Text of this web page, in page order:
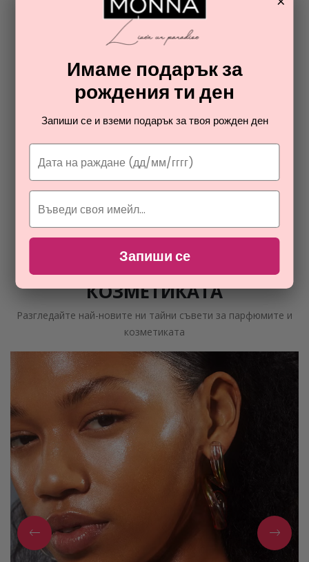
ПРОМОЦИЯ
NUXE
PRODIGIEUX HUILE DE DOUCHE
душ олио за жени
8,49 €
ОТ РАЯ НА ПАРФЮМИТЕ И
КОЗМЕТИКАТА
Разгледайте най-новите ни тайни съвети за парфюмите и
козметиката
Имаме подарък за
рождения ти ден
Запиши се и вземи подарък за твоя рожден ден
Запиши се